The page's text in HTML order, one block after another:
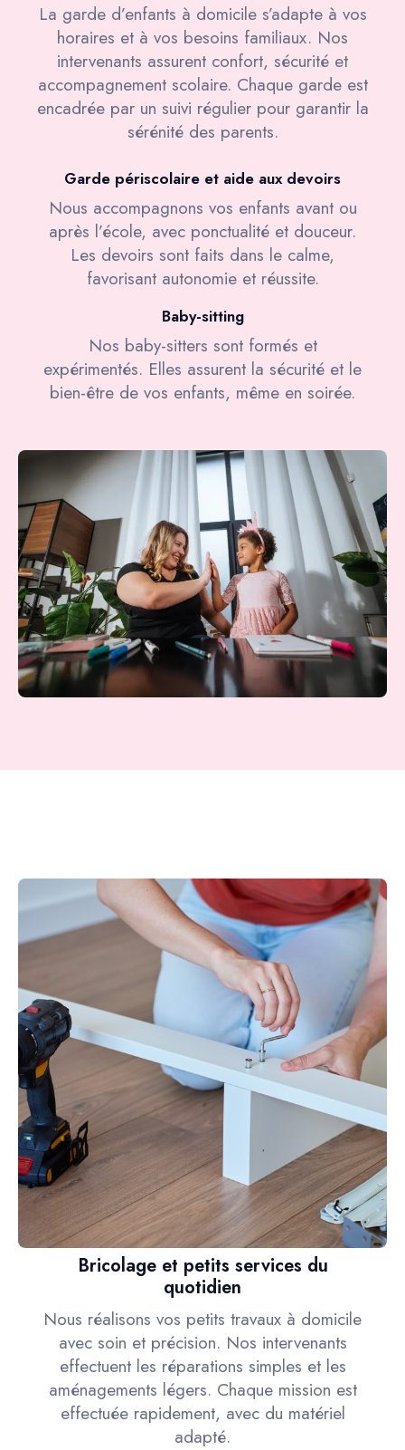
La garde d’enfants à domicile s’adapte à vos
horaires et à vos besoins familiaux. Nos
intervenants assurent confort, sécurité et
accompagnement scolaire. Chaque garde est
encadrée par un suivi régulier pour garantir la
sérénité des parents.
Garde périscolaire et aide aux devoirs
Nous accompagnons vos enfants avant ou
après l’école, avec ponctualité et douceur.
Les devoirs sont faits dans le calme,
favorisant autonomie et réussite.
Baby-sitting
Nos baby-sitters sont formés et
expérimentés. Elles assurent la sécurité et le
bien-être de vos enfants, même en soirée.
Bricolage et petits services du
quotidien
Nous réalisons vos petits travaux à domicile
avec soin et précision. Nos intervenants
effectuent les réparations simples et les
aménagements légers. Chaque mission est
effectuée rapidement, avec du matériel
adapté.